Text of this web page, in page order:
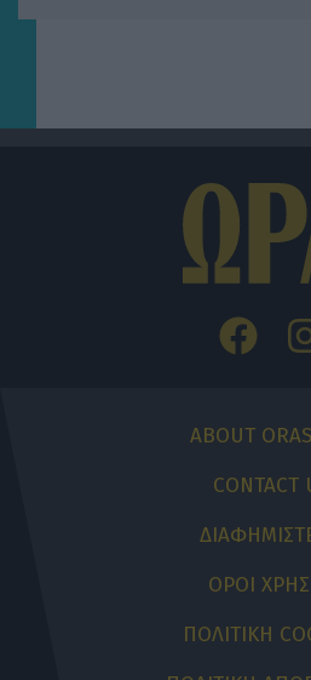
ABOUT
CONTACT
ΟΡΟΙ
ΠΟΛΙΤΙΚΗ